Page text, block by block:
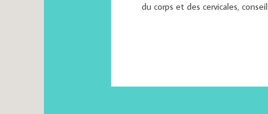
du corps et des cervicales,